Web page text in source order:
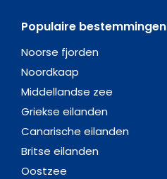
Populaire bestemmingen
Noorse fjorden
Noordkaap
Middellandse zee
Griekse eilanden
Canarische eilanden
Britse eilanden
Oostzee